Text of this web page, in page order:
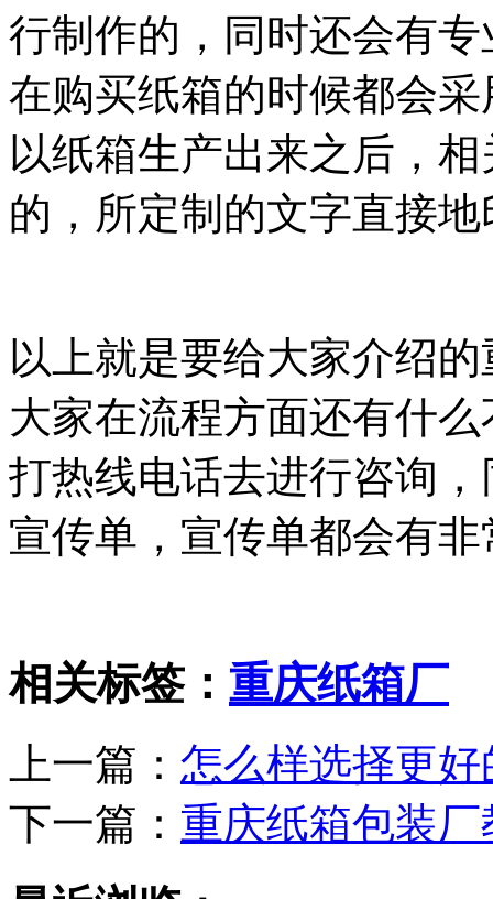
行制作的，同时还会有
在购买纸箱的时候都会
以纸箱生产出来之后，
的，所定制的文字直接
以上就是要给大家介绍
大家在流程方面还有什
打热线电话去进行咨询
宣传单，宣传单都会有
相关标签： 重庆纸箱厂
上一篇： 怎么样选择更
下一篇： 重庆纸箱包装